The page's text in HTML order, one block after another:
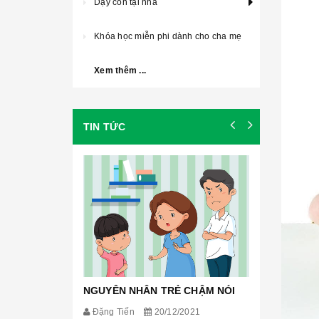
Dạy con tại nhà
Khóa học miễn phi dành cho cha mẹ
Xem thêm ...
TIN TỨC
NGUYÊN NHÂN TRẺ CHẬM NÓI
Đặng Tiến 20/12/2021
CÁC
Nguyễn
Theo
Trích từ
rằng tất
đoạn để
𝐆𝐢𝐚𝐢 đ𝐨𝐚̣𝐧